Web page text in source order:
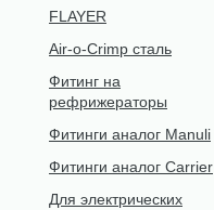
FLAYER
Air-o-Crimp сталь
Фитинг на
рефрижераторы
Фитинги аналог Manuli
Фитинги аналог Carrier
Для электрических